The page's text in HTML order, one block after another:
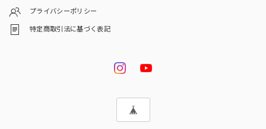
プライバシーポリシー
特定商取引法に基づく表記